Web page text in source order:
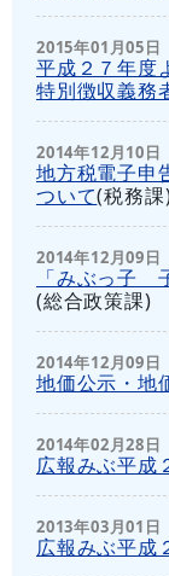
2015年01月05日
平成２７年度
特別徴収義務
2014年12月10日
地方税電子申
ついて(税務課
2014年12月09日
「みぶっ子
(総合政策課)
2014年12月09日
地価公示・地
2014年02月28日
広報みぶ平成
2013年03月01日
広報みぶ平成